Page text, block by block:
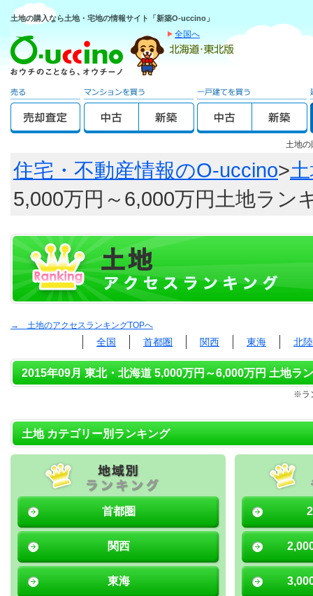
土地の購入なら土地・宅地の情報サイト「新築O-uccino」
全国へ
土地
住宅・不動産情報のO-uccino>
5,000万円～6,000万円土地ラン
→ 土地のアクセスランキングTOPへ
全国 首都圏 関西 東海 北
2015年09月 東北・北海道 5,000万円～6,000万円 土地ラ
※ラ
土地 カテゴリー別ランキング
首都圏
関西
東海